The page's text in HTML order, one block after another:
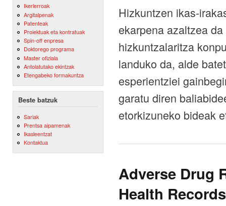
Ikerlerroak
Argitalpenak
Patenteak
Proiektuak eta kontratuak
Spin-off enpresa
Doktorego programa
Master ofiziala
Antolatutako ekintzak
Etengabeko formakuntza
Beste batzuk
Sariak
Prentsa aipamenak
Ikasleentzat
Kontaktua
Hizkuntzen ikas-
ekarpena azaltzea
hizkuntzalaritza
landuko da, alde
esperientziei
garatu diren
etorkizuneko bideak
Adverse Drug
Health